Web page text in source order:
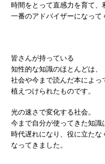
時間をとって直感力を育て、
一番のアドバイザーになって
皆さんが持っている
知性的な知識のほとんどは、
社会や今まで読んだ本によっ
植えつけられたものです。
光の速さで変化する社会。
今まで自分が使ってきた知識
時代遅れになり、役に立たな
なってきました。